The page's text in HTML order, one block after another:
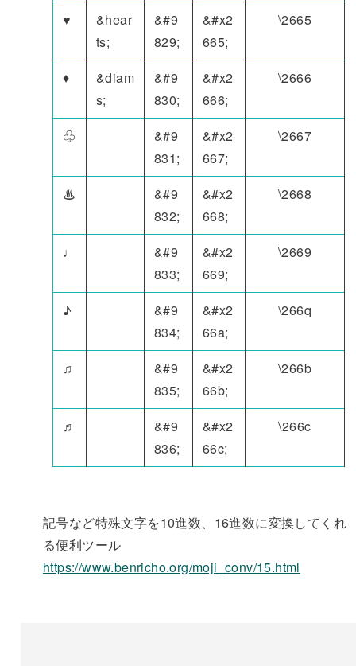
♥
&hear
ts;
&#9
829;
&#x2
665;
\2665
♦
&diam
s;
&#9
830;
&#x2
666;
\2666
♧
&#9
831;
&#x2
667;
\2667
♨
&#9
832;
&#x2
668;
\2668
♩
&#9
833;
&#x2
669;
\2669
♪
&#9
834;
&#x2
66a;
\266q
♫
&#9
835;
&#x2
66b;
\266b
♬
&#9
836;
&#x2
66c;
\266c
記号など特殊文字を10進数、16進数に変換してくれ
る便利ツール
https://www.benricho.org/moji_conv/15.html